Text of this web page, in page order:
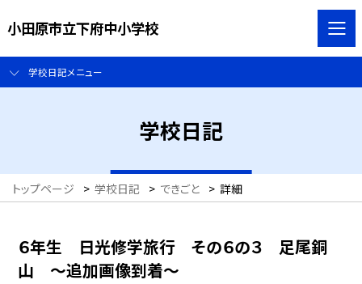
小田原市立下府中小学校
学校日記メニュー
学校日記
トップページ > 学校日記 > できごと > 詳細
６年生 日光修学旅行 その６の３ 足尾銅
山 ～追加画像到着～